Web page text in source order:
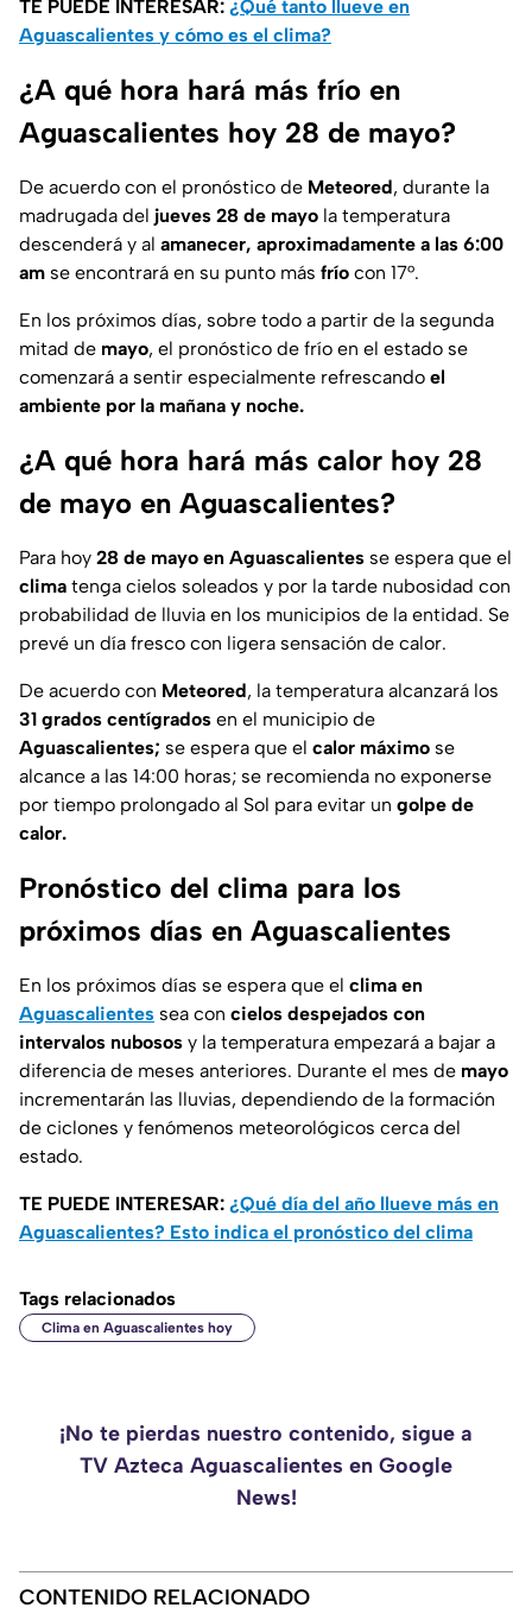
TE PUEDE INTERESAR: ¿Qué tanto llueve en
Aguascalientes y cómo es el clima?
¿A qué hora hará más frío en
Aguascalientes hoy 28 de mayo?
De acuerdo con el pronóstico de Meteored, durante la
madrugada del jueves 28 de mayo la temperatura
descenderá y al amanecer, aproximadamente a las 6:00
am se encontrará en su punto más frío con 17°.
En los próximos días, sobre todo a partir de la segunda
mitad de mayo, el pronóstico de frío en el estado se
comenzará a sentir especialmente refrescando el
ambiente por la mañana y noche.
¿A qué hora hará más calor hoy 28
de mayo en Aguascalientes?
Para hoy 28 de mayo en Aguascalientes se espera que el
clima tenga cielos soleados y por la tarde nubosidad con
probabilidad de lluvia en los municipios de la entidad. Se
prevé un día fresco con ligera sensación de calor.
De acuerdo con Meteored, la temperatura alcanzará los
31 grados centígrados en el municipio de
Aguascalientes; se espera que el calor máximo se
alcance a las 14:00 horas; se recomienda no exponerse
por tiempo prolongado al Sol para evitar un golpe de
calor.
Pronóstico del clima para los
próximos días en Aguascalientes
En los próximos días se espera que el clima en
Aguascalientes sea con cielos despejados con
intervalos nubosos y la temperatura empezará a bajar a
diferencia de meses anteriores. Durante el mes de mayo
incrementarán las lluvias, dependiendo de la formación
de ciclones y fenómenos meteorológicos cerca del
estado.
TE PUEDE INTERESAR: ¿Qué día del año llueve más en
Aguascalientes? Esto indica el pronóstico del clima
Tags relacionados
Clima en Aguascalientes hoy
¡No te pierdas nuestro contenido, sigue a
TV Azteca Aguascalientes en Google
News!
CONTENIDO RELACIONADO